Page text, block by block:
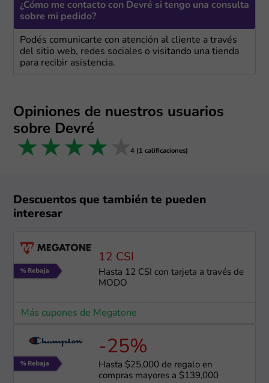
¿Cómo me contacto con Devré si tengo una consulta
sobre mi pedido?
Podés comunicarte con atención al cliente a través
del sitio web, redes sociales o visitando una tienda
para recibir asistencia.
Opiniones de nuestros usuarios
sobre Devré
5 stars
4 stars
3 stars
2 stars
1 star 4 (1 calificaciones)
Descuentos que también te pueden
interesar
12 CSI
Hasta 12 CSI con tarjeta a través de
MODO
Más cupones de Megatone
-25%
Hasta $25,000 de regalo en
compras mayores a $139,000